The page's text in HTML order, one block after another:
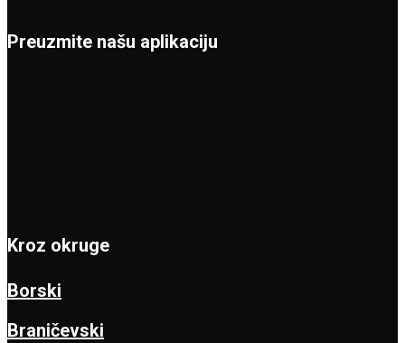
Preuzmite našu aplikaciju
Kroz okruge
Borski
Braničevski